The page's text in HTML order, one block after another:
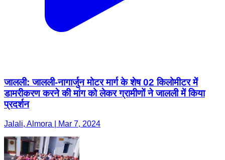
जालली: जालली-नागार्जुन मोटर मार्ग के शेष 02 किलोमीटर में
डामरीकरण करने की मांग को लेकर ग्रामीणों ने जालली में किया
प्रदर्शन
Jalali, Almora | Mar 7, 2024